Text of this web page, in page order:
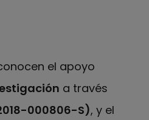
el apoyo
a través
000806-S), y el